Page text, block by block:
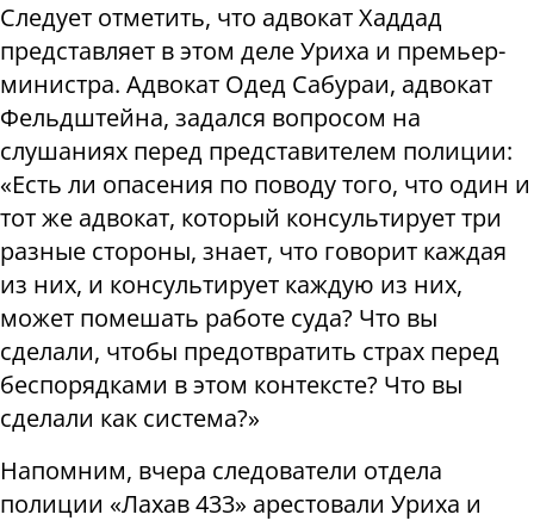
Следует отметить, что адвокат Хаддад
представляет в этом деле Уриха и премьер-
министра. Адвокат Одед Сабураи, адвокат
Фельдштейна, задался вопросом на
слушаниях перед представителем полиции:
«Есть ли опасения по поводу того, что один и
тот же адвокат, который консультирует три
разные стороны, знает, что говорит каждая
из них, и консультирует каждую из них,
может помешать работе суда? Что вы
сделали, чтобы предотвратить страх перед
беспорядками в этом контексте? Что вы
сделали как система?»
Напомним, вчера следователи отдела
полиции «Лахав 433» арестовали Уриха и